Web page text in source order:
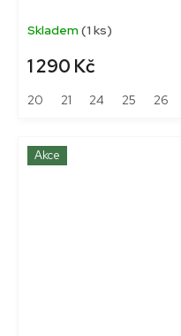
Skladem(1 ks)
1 290 Kč
20 21 24 25 26
Akce